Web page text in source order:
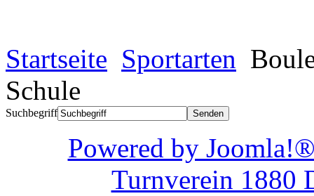
Startseite Sportarten
Schule
Suchbegriff
Powered by
Turnverein